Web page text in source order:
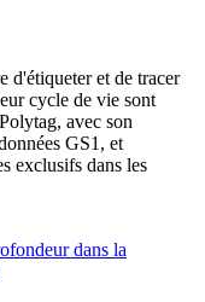
d'étiqueter et de tracer
cycle de vie sont
avec son
GS1, et
exclusifs dans les